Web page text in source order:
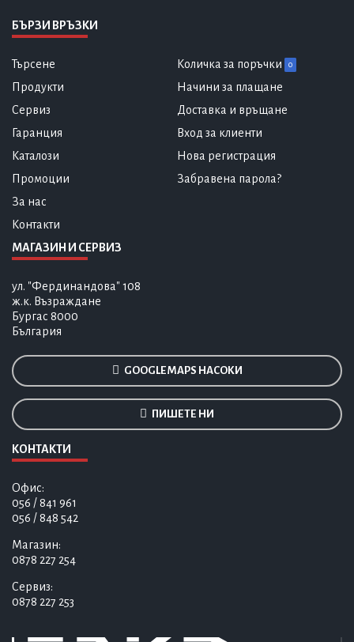
БЪРЗИ ВРЪЗКИ
Търсене
Продукти
Сервиз
Гаранция
Каталози
Промоции
За нас
Контакти
Количка за поръчки 0
Начини за плащане
Доставка и връщане
Вход за клиенти
Нова регистрация
Забравена парола?
МАГАЗИН И СЕРВИЗ
ул. "Фердинандова" 108
ж.к. Възраждане
Бургас 8000
България
GOOGLE MAPS НАСОКИ
ПИШЕТЕ НИ
КОНТАКТИ
Офис:
056 / 841 961
056 / 848 542
Магазин:
0878 227 254
Сервиз:
0878 227 253